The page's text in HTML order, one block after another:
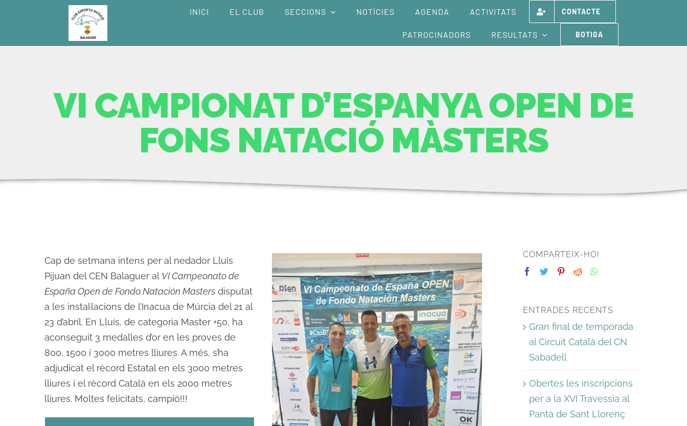
INICI EL CLUB SECCIONS NOTÍCIES AGENDA ACTIVITATS CONTACTE
PATROCINADORS RESULTATS BOTIGA
VI CAMPIONAT D’ESPANYA OPEN DE
FONS NATACIÓ MÀSTERS
Cap de setmana intens per al nedador Lluís
Pijuan del CEN Balaguer al VI Campeonato de
España Open de Fondo Natación Mastersdisputat
a les instal·lacions de l’Inacua de Múrcia del 21 al
23 d’abril. En Lluís, de categoria Master +50, ha
aconseguit 3 medalles d’or en les proves de
800, 1500 i 3000 metres lliures. A més, s’ha
adjudicat el rècord Estatal en els 3000 metres
lliures i el rècord Català en els 2000 metres
lliures. Moltes felicitats, campió!!!
COMPARTEIX-HO!
ENTRADES RECENTS
Gran final de temporada
al Circuit Català del CN
Sabadell
Obertes les inscripcions
per a la XVI Travessia al
Pantà de Sant Llorenç